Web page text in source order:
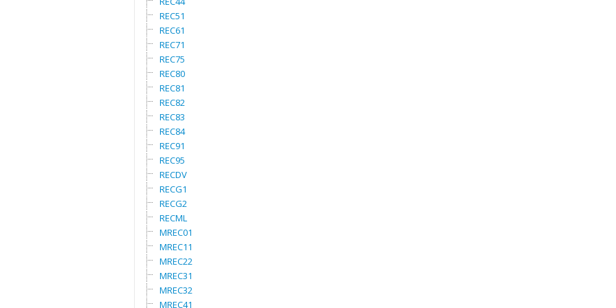
REC51
REC61
REC71
REC75
REC80
REC81
REC82
REC83
REC84
REC91
REC95
RECDV
RECG1
RECG2
RECML
MREC01
MREC11
MREC22
MREC31
MREC32
MREC41